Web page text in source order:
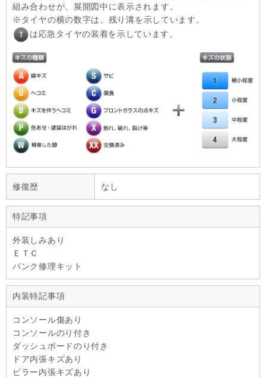
組み合わせが、展開図中に表示されます。
タイヤの横の数字は、残り溝を示しています。
は応急タイヤの装着を示しています。
修復歴 なし
特記事項
外装しみあり
ＥＴＣ
パンク修理キット
内装特記事項
コンソール傷あり
コンソールのり付き
ダッシュボードのり付き
ドア内張キズあり
ピラー内張キズあり